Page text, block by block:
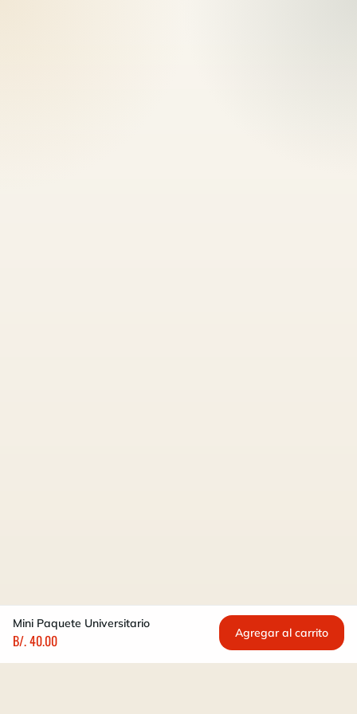
Mini Paquete Universitario
B/. 40.00 Agregar al carrito